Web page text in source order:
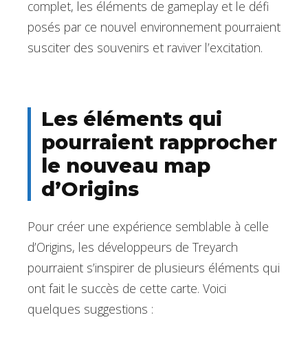
complet, les éléments de gameplay et le défi
posés par ce nouvel environnement pourraient
susciter des souvenirs et raviver l’excitation.
Les éléments qui
pourraient rapprocher
le nouveau map
d’Origins
Pour créer une expérience semblable à celle
d’Origins, les développeurs de Treyarch
pourraient s’inspirer de plusieurs éléments qui
ont fait le succès de cette carte. Voici
quelques suggestions :